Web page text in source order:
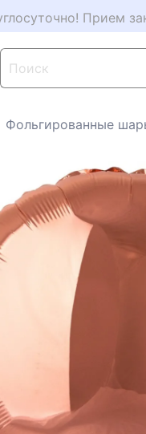
Прием
Фольгированные